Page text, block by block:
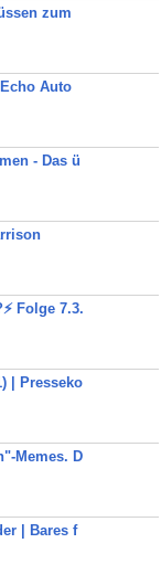
zum
Auto
- Das ü
Folge 7.3.
| Presseko
Memes. D
| Bares f